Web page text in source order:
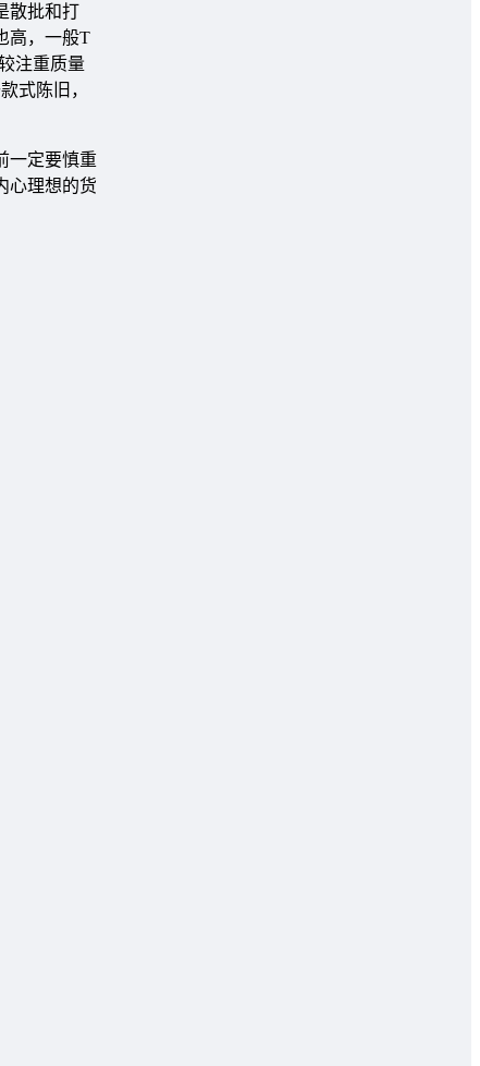
散批和打
高，一般T
注重质量
式陈旧，
一定要慎重
心理想的货